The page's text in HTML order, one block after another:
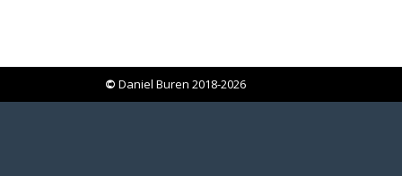
© Daniel Buren 2018-2026